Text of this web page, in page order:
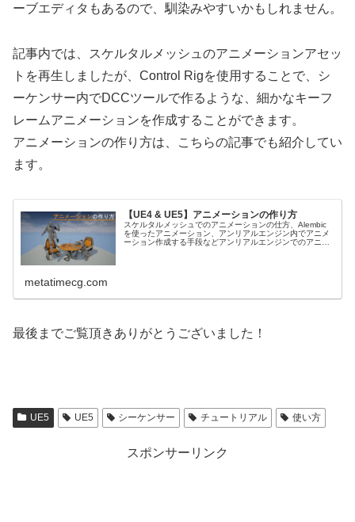
ーブエディタもあるので、馴染みやすいかもしれません。
記事内では、スケルタルメッシュのアニメーションアセッ
トを再生しましたが、Control Rigを使用することで、シ
ーケンサー内でDCCツールで作るような、細かなキーフ
レームアニメーションを作成することができます。
アニメーションの作り方は、こちらの記事でも紹介してい
ます。
【UE4 & UE5】アニメーションの作り方
スケルタルメッシュでのアニメーションの仕方、Alembic
を使ったアニメーション、アンリアルエンジン内でアニメ
ーション作成する手段などアンリアルエンジンでのアニメ
metatimecg.com
最後までご覧頂きありがとうございました！
UE5 UE5 シーケンサー チュートリアル 使い方
スポンサーリンク